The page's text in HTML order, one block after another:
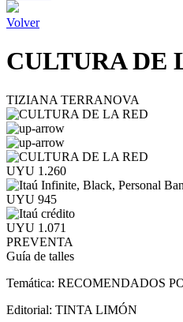
Volver
CULTURA DE
TIZIANA TERRANOVA
UYU 1.260
UYU 945
UYU 1.071
PREVENTA
Guía de talles
Temática: RECOMENDADOS
Editorial: TINTA LIMÓN